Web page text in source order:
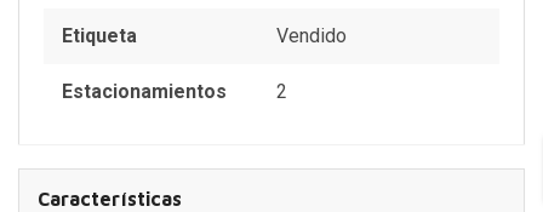
Etiqueta Vendido
Estacionamientos 2
Características